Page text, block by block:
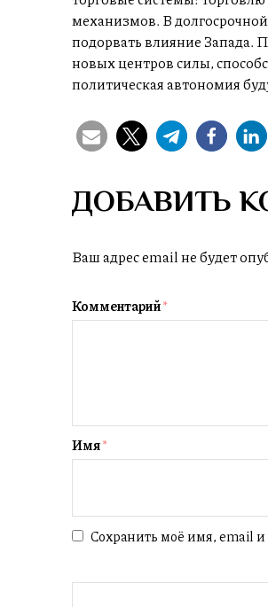
механизмов. В
подорвать влияние Запада.
новых центров силы,
политическая автономия
ДОБАВИТЬ
Ваш адрес email не будет
Комментарий*
Имя*
Сохранить моё имя, email и